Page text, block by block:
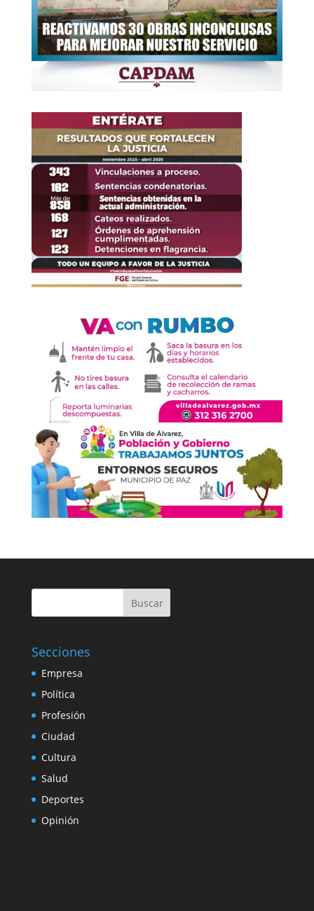
Buscar
Secciones
Empresa
Política
Profesión
Ciudad
Cultura
Salud
Deportes
Opinión